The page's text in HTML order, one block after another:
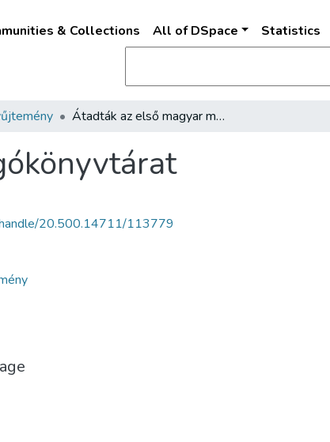
& Collections All of DSpace Statistics
Átadták az első magyar mozgókönyvtárat
20.500.14711/113779